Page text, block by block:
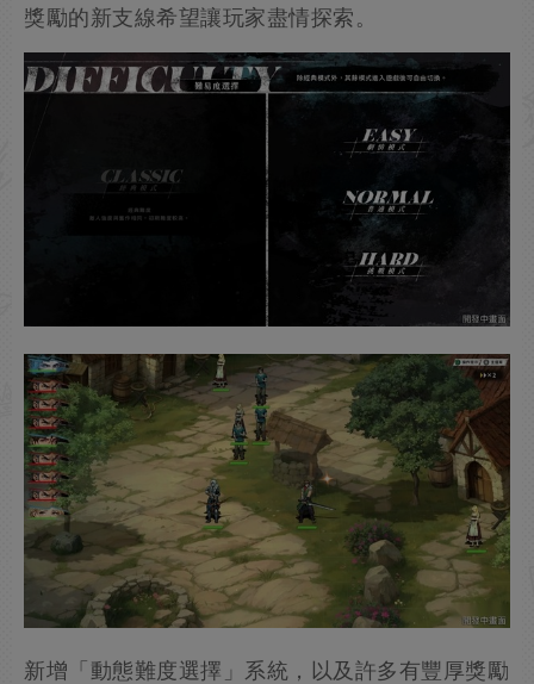
獎勵的新支線希望讓玩家盡情探索。
新增「動態難度選擇」系統，以及許多有豐厚獎勵